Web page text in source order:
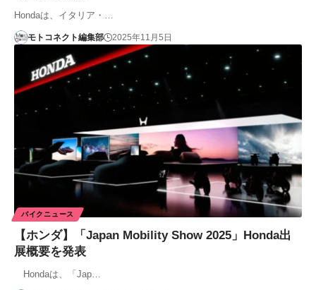
Hondaは、イタリア・…
モトコネクト編集部 2025年11月5日
バイクニュース
【ホンダ】「Japan Mobility Show 2025」Honda出
展概要を発表
Hondaは、「Jap…